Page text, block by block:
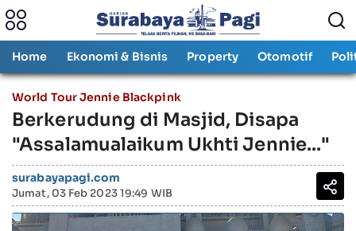
Home Ekonomi & Bisnis Property Otomotif
World Tour Jennie Blackpink
Berkerudung di Masjid, Disapa
"Assalamualaikum Ukhti Jennie..."
surabayapagi.com
Jumat, 03 Feb 2023 19:49 WIB